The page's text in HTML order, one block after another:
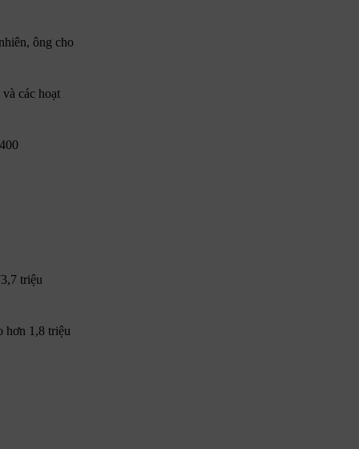
ông cho
các hoạt
triệu
hơn 1,8 triệu